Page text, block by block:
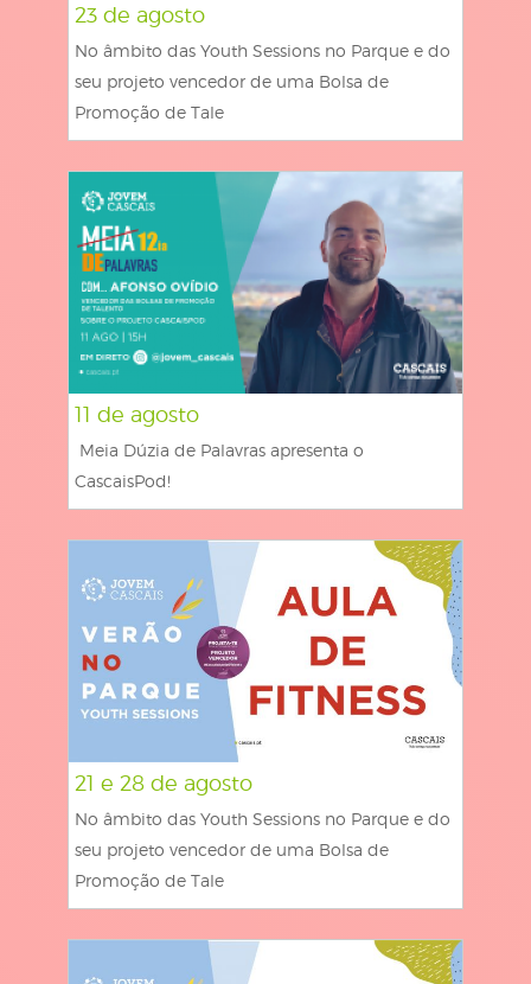
23 de agosto
No âmbito das Youth Sessions no Parque e do
seu projeto vencedor de uma Bolsa de
Promoção de Tale
11 de agosto
Meia Dúzia de Palavras apresenta o
CascaisPod!
21 e 28 de agosto
No âmbito das Youth Sessions no Parque e do
seu projeto vencedor de uma Bolsa de
Promoção de Tale